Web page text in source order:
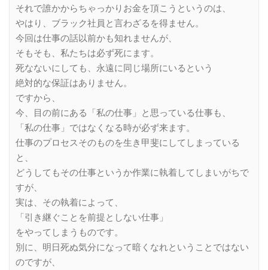
それで誰かからちゃっかりお金を頂こうというのは、
やはり、ブラック社員と言わざるを得ません。
今回は仕事の話以前かも知れませんが、
そもそも、私たちは必ず死にます。
死なないにしても、永遠に同じ場所にいるという
絶対的な保証はありません。
ですから、
今、目の前にある「私の仕事」と思っている仕事も、
「私の仕事」ではなくなる時が必ず来ます。
仕事のプロセスそのものを生き甲斐にしてしまっている
と、
どうしてもその仕事というか作業に執着してしまいがちで
すが、
実は、その執着によって、
「引き継ぐことを前提としない仕事」
をやってしまうものです。
別に、明日死ぬ気分になって暗くなれということではない
のですが、